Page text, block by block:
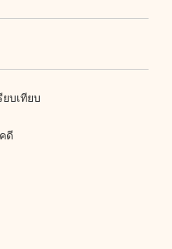
ยบเทียบ
ดี